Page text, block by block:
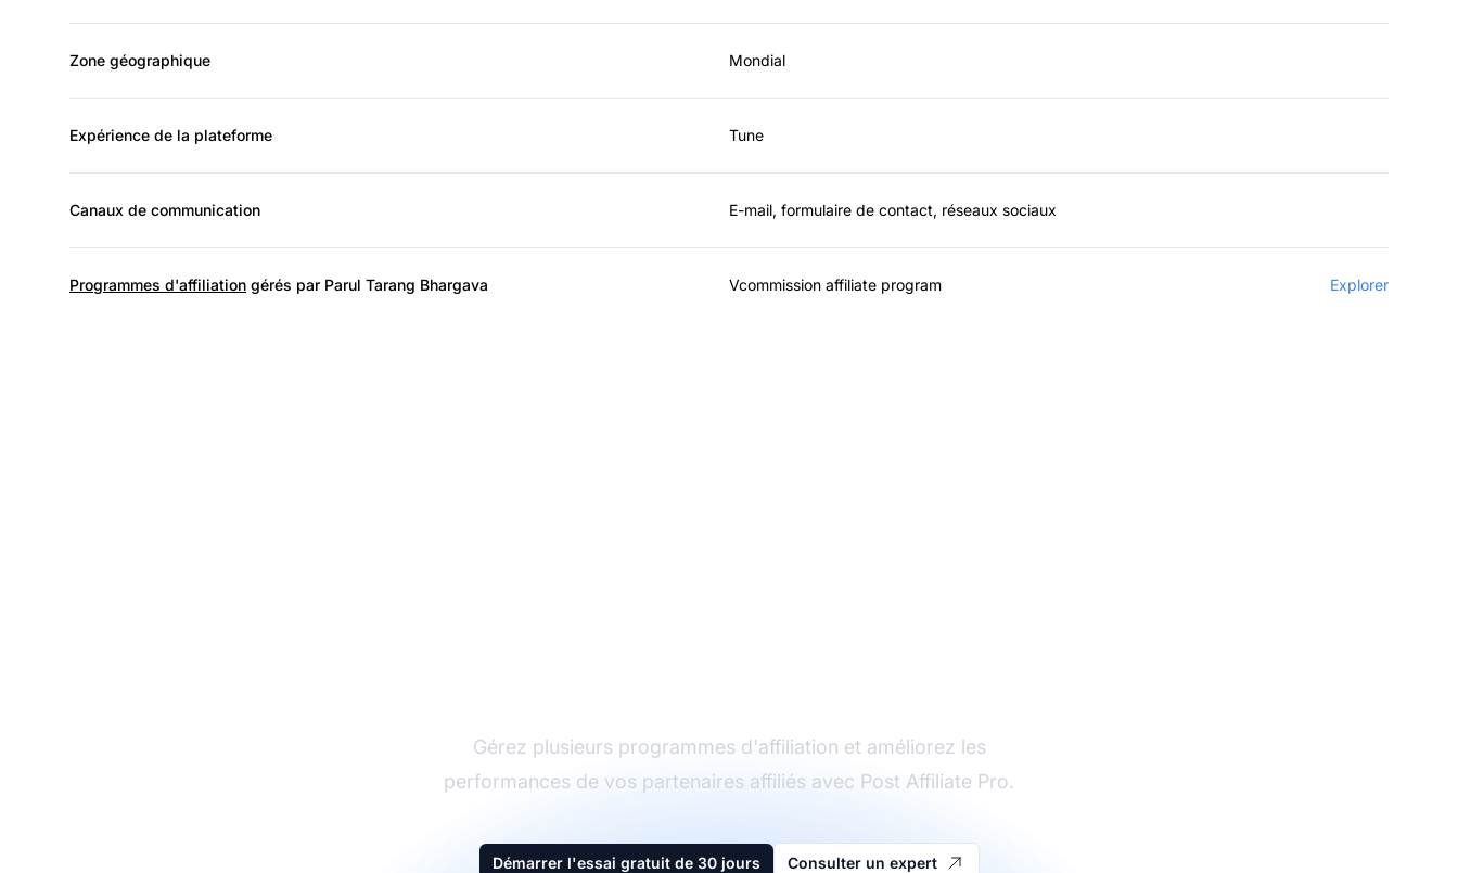
Zone géographique Mondial
Expérience de la plateforme Tune
Canaux de communication E-mail, formulaire de contact, réseaux sociaux
Programmes d'affiliation gérés par Parul Tarang Bhargava Vcommission affiliate program Explorer
Gérez plusieurs programmes d'affiliation et améliorez les
performances de vos partenaires affiliés avec Post Affiliate Pro.
Démarrer l'essai gratuit de 30 jours Consulter un expert